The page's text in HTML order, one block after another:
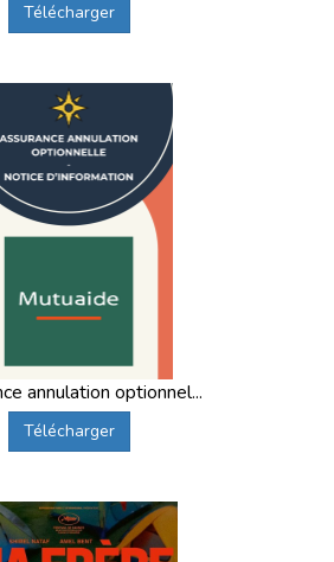
Télécharger
annulation optionnel...
Télécharger